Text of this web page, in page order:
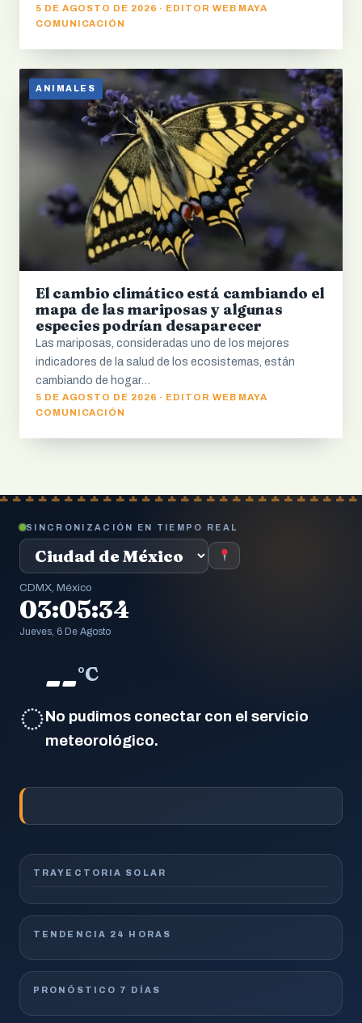
5 DE AGOSTO DE 2026 · EDITOR WEB MAYA
COMUNICACIÓN
ANIMALES
El cambio climático está cambiando el
mapa de las mariposas y algunas
especies podrían desaparecer
Las mariposas, consideradas uno de los mejores
indicadores de la salud de los ecosistemas, están
cambiando de hogar…
5 DE AGOSTO DE 2026 · EDITOR WEB MAYA
COMUNICACIÓN
SINCRONIZACIÓN EN TIEMPO REAL
CDMX, México
03:05:34
Jueves, 6 De Agosto
◌
--°C
No pudimos conectar con el servicio
meteorológico.
TRAYECTORIA SOLAR
TENDENCIA 24 HORAS
PRONÓSTICO 7 DÍAS